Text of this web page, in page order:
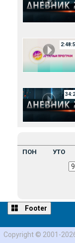
ПОН УТО
Footer
Copyright © 2001-